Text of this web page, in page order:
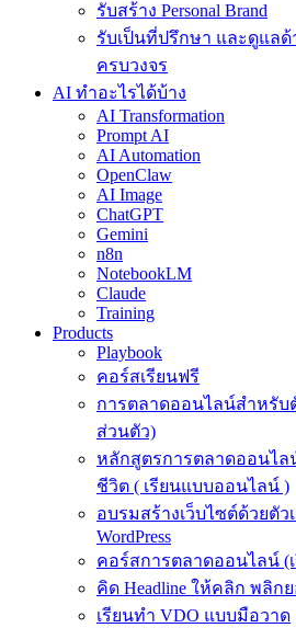
รับสร้าง Personal Brand
รับเป็นที่ปรึกษา และดูแล
ครบวงจร
AI ทำอะไรได้บ้าง
AI Transformation
Prompt AI
AI Automation
OpenClaw
AI Image
ChatGPT
Gemini
n8n
NotebookLM
Claude
Training
Products
Playbook
คอร์สเรียนฟรี
การตลาดออนไลน์สำหรับ
ส่วนตัว)
หลักสูตรการตลาดออนไ
ชีวิต ( เรียนแบบออนไลน์ )
อบรมสร้างเว็บไซต์ด้วยตั
WordPress
คอร์สการตลาดออนไลน์ (
คิด Headline ให้คลิก พลิก
เรียนทำ VDO แบบมือวาด